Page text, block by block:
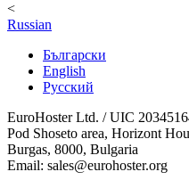
<
Russian
Български
English
Русский
EuroHoster Ltd. / UIC
Pod Shoseto area, Horizont
Burgas, 8000, Bulgaria
Email: sales@eurohoster.org